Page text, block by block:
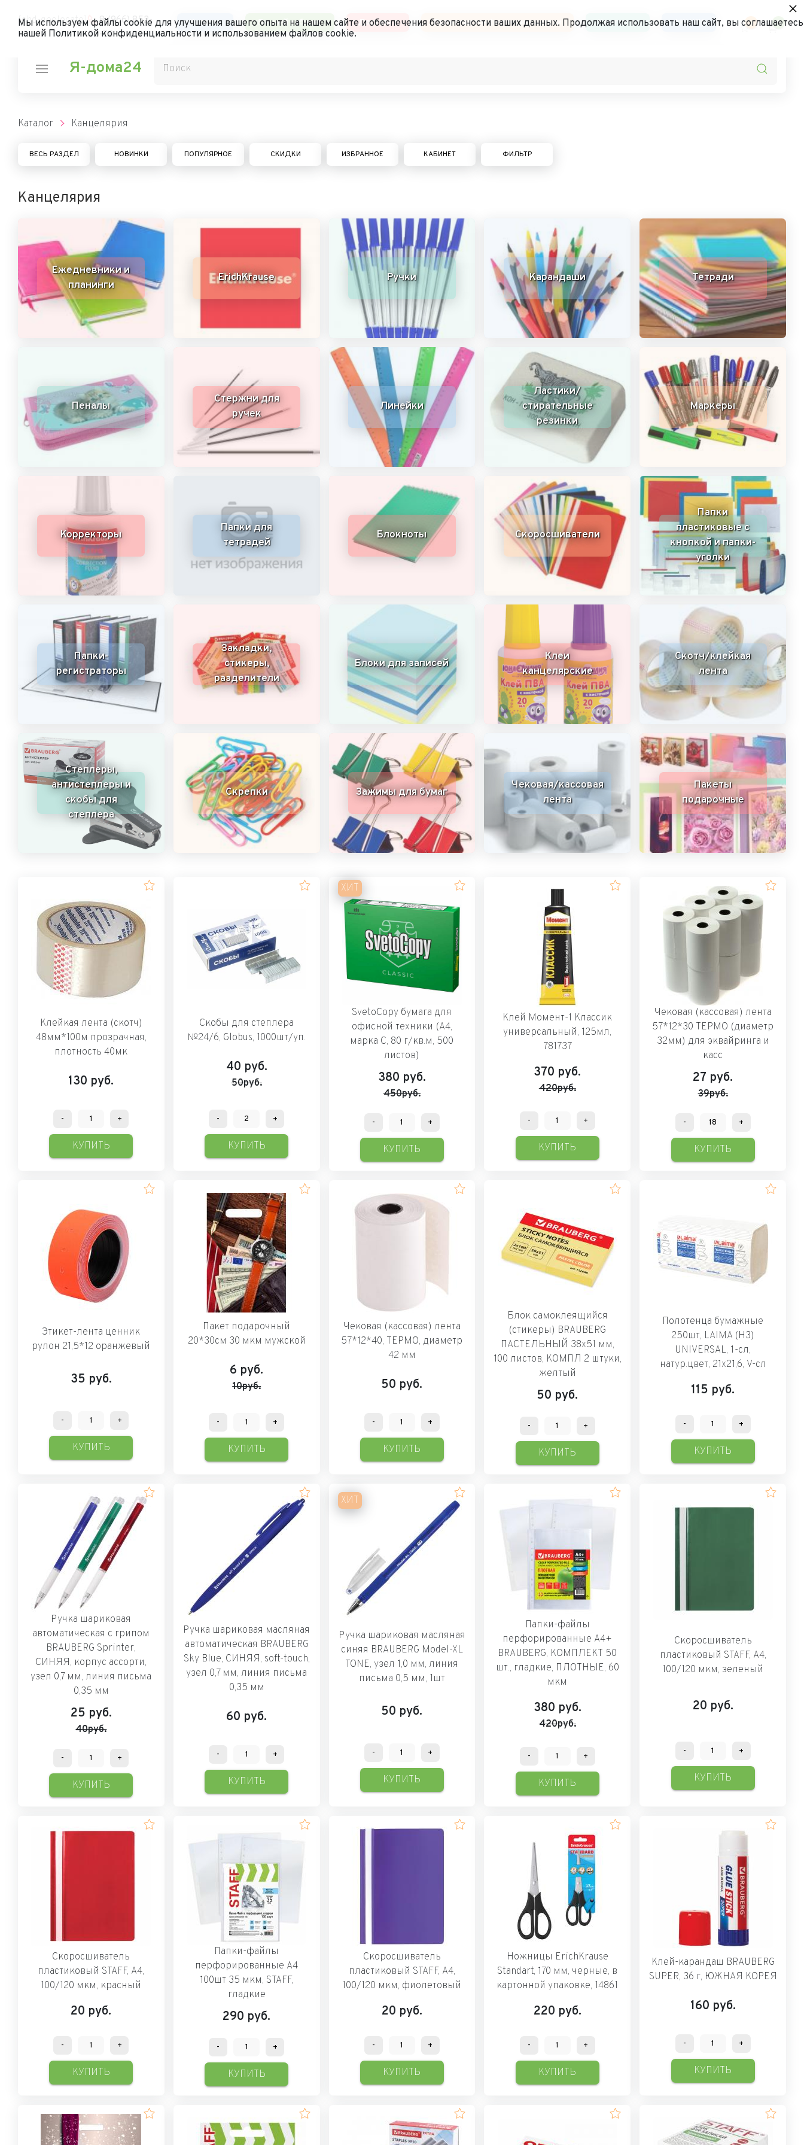
[chd-geolocate]
8 (966) 852-
00-70
Каталог Личный кабинет Доставка Политика конфиденциальности Контакты АКЦИИ 0 0
Я-дома24
Каталог Канцелярия
ВЕСЬ РАЗДЕЛ НОВИНКИ ПОПУЛЯРНОЕ СКИДКИ ИЗБРАННОЕ КАБИНЕТ ФИЛЬТР
Канцелярия
Ежедневники и
планинги
ErichKrause Ручки Карандаши Тетради
Пеналы
Стержни для
ручек
Линейки
Ластики/
стирательные
резинки
Маркеры
Корректоры
Папки для
тетрадей
Блокноты Скоросшиватели
Папки
пластиковые с
кнопкой и папки-
уголки
Папки-
регистраторы
Закладки,
стикеры,
разделители
Блоки для записей
Клеи
канцелярские
Скотч/клейкая
лента
Степлеры,
антистеплеры и
скобы для
степлера
Скрепки Зажимы для бумаг
Чековая/кассовая
лента
Пакеты
подарочные
Клейкая лента (скотч)
48мм*100м прозрачная,
плотность 40мк
130 руб.
- +
КУПИТЬ
Скобы для степлера
№24/6, Globus, 1000шт/уп.
40 руб.
50руб.
- +
КУПИТЬ
ХИТ
SvetoCopy бумага для
офисной техники (А4,
марка C, 80 г/кв.м, 500
листов)
380 руб.
450руб.
- +
КУПИТЬ
Клей Момент-1 Классик
универсальный, 125мл,
781737
370 руб.
420руб.
- +
КУПИТЬ
Чековая (кассовая) лента
57*12*30 ТЕРМО (диаметр
32мм) для эквайринга и
касс
27 руб.
39руб.
- +
КУПИТЬ
Этикет-лента ценник
рулон 21,5*12 оранжевый
35 руб.
- +
КУПИТЬ
Пакет подарочный
20*30см 30 мкм мужской
6 руб.
10руб.
- +
КУПИТЬ
Чековая (кассовая) лента
57*12*40, ТЕРМО, диаметр
42 мм
50 руб.
- +
КУПИТЬ
Блок самоклеящийся
(стикеры) BRAUBERG
ПАСТЕЛЬНЫЙ 38х51 мм,
100 листов, КОМПЛ 2 штуки,
желтый
50 руб.
- +
КУПИТЬ
Полотенца бумажные
250шт, LAIMA (H3)
UNIVERSAL, 1-сл,
натур.цвет, 21х21,6, V-сл
115 руб.
- +
КУПИТЬ
Ручка шариковая
автоматическая с грипом
BRAUBERG Sprinter,
СИНЯЯ, корпус ассорти,
узел 0,7 мм, линия письма
0,35 мм
25 руб.
40руб.
- +
КУПИТЬ
Ручка шариковая масляная
автоматическая BRAUBERG
Sky Blue, СИНЯЯ, soft-touch,
узел 0,7 мм, линия письма
0,35 мм
60 руб.
- +
КУПИТЬ
ХИТ
Ручка шариковая масляная
синяя BRAUBERG Model-XL
TONE, узел 1,0 мм, линия
письма 0,5 мм, 1шт
50 руб.
- +
КУПИТЬ
Папки-файлы
перфорированные А4+
BRAUBERG, КОМПЛЕКТ 50
шт., гладкие, ПЛОТНЫЕ, 60
мкм
380 руб.
420руб.
- +
КУПИТЬ
Скоросшиватель
пластиковый STAFF, А4,
100/120 мкм, зеленый
20 руб.
- +
КУПИТЬ
Скоросшиватель
пластиковый STAFF, А4,
100/120 мкм, красный
20 руб.
- +
КУПИТЬ
Папки-файлы
перфорированные А4
100шт 35 мкм, STAFF,
гладкие
290 руб.
- +
КУПИТЬ
Скоросшиватель
пластиковый STAFF, А4,
100/120 мкм, фиолетовый
20 руб.
- +
КУПИТЬ
Ножницы ErichKrause
Standart, 170 мм, черные, в
картонной упаковке, 14861
220 руб.
- +
КУПИТЬ
Клей-карандаш BRAUBERG
SUPER, 36 г, ЮЖНАЯ КОРЕЯ
160 руб.
- +
КУПИТЬ
Мы используем файлы cookie для улучшения вашего опыта на нашем сайте и обеспечения безопасности ваших данных. Продолжая использовать наш сайт, вы
нашей Политикой конфиденциальности и использованием файлов cookie.
×